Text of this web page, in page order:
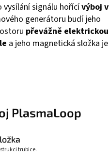
vysílání signálu hořícívýboj
generátoru budí jeho
převážně elektrickou
a jeho magnetická složka je
PlasmaLoop
trubice.